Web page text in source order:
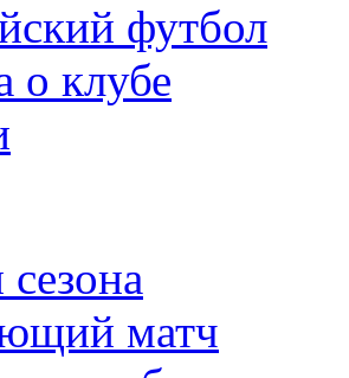
футбол
о клубе
матч